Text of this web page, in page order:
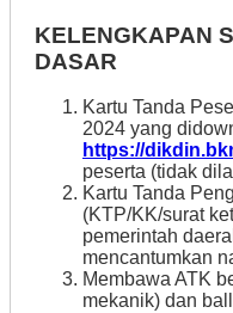
KELENGKAPAN
DASAR
Kartu Tanda
2024 yang
https://
peserta (tidak
Kartu Tanda
(KTP/KK/surat
pemerintah
mencantumkan
Membawa ATK
mekanik) dan